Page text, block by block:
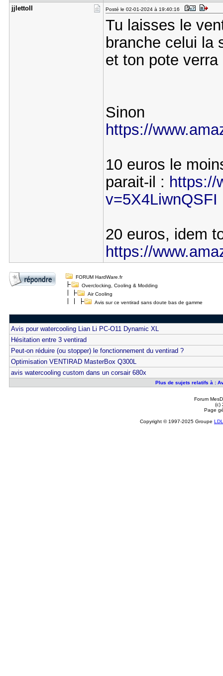
jjlettoII Posté le 02-01-2024 à 19:40:16
Tu laisses le
branche celui la
et ton pote verra
Sinon
https://
10 euros le
parait-il : https://
v=5X4LiwnQSFI
20 euros, idem
https://
FORUM HardWare.fr
Overclocking, Cooling & Modding
Air Cooling
Avis sur ce ventirad sans doute bas de gamme
Avis pour watercooling Lian Li PC-O11 Dynamic XL
Hésitation entre 3 ventirad
Peut-on réduire (ou stopper) le fonctionnement du ventirad ?
Optimisation VENTIRAD MasterBox Q300L
avis watercooling custom dans un corsair 680x
Plus de sujets relatifs à :
Forum
(c)
Page
Copyright © 1997-2025 Groupe